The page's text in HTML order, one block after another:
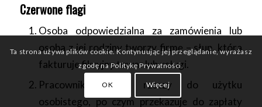
Czerwone flagi
Osoba odpowiedzialna za zamówienia lub
osoba z jej rodziny tworzy firmę – słup, która
fakturuje fikcyjny towar lub usługi.
Pracownik kupuje rzeczy do użytku
osobistego, po czym przekazuje do zapłaty
Ta strona używa plików cookie. Kontynuując jej przeglądanie, wyrażasz
zgodę na Politykę Prywatności.
OK Więcej